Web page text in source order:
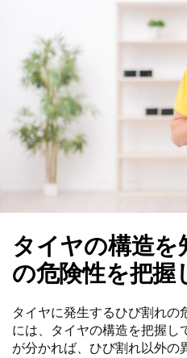
タイヤの構造
の危険性を把握
タイヤに発生するひび割れの
には、タイヤの構造を把握し
が分かれば、ひび割れ以外の